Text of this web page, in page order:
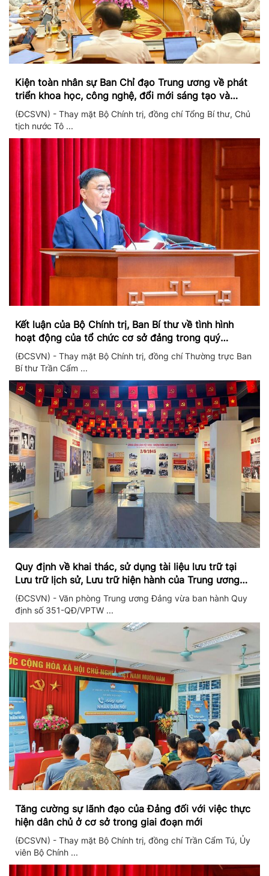
Kiện toàn nhân sự Ban Chỉ đạo Trung ương về phát
triển khoa học, công nghệ, đổi mới sáng tạo và
chuyển đổi số
(ĐCSVN) - Thay mặt Bộ Chính trị, đồng chí Tổng Bí thư, Chủ
tịch nước Tô ...
Kết luận của Bộ Chính trị, Ban Bí thư về tình hình
hoạt động của tổ chức cơ sở đảng trong quý
II/2026
(ĐCSVN) - Thay mặt Bộ Chính trị, đồng chí Thường trực Ban
Bí thư Trần Cẩm ...
Quy định về khai thác, sử dụng tài liệu lưu trữ tại
Lưu trữ lịch sử, Lưu trữ hiện hành của Trung ương
Đảng và Văn phòng Trung ương Đảng
(ĐCSVN) - Văn phòng Trung ương Đảng vừa ban hành Quy
định số 351-QĐ/VPTW ...
Tăng cường sự lãnh đạo của Đảng đối với việc thực
hiện dân chủ ở cơ sở trong giai đoạn mới
(ĐCSVN) - Thay mặt Bộ Chính trị, đồng chí Trần Cẩm Tú, Ủy
viên Bộ Chính ...